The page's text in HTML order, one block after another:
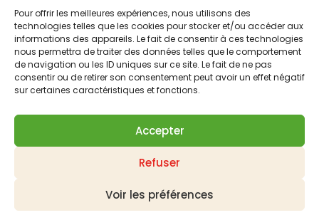
Pour offrir les meilleures expériences, nous utilisons des
technologies telles que les cookies pour stocker et/ou accéder aux
informations des appareils. Le fait de consentir à ces technologies
nous permettra de traiter des données telles que le comportement
de navigation ou les ID uniques sur ce site. Le fait de ne pas
consentir ou de retirer son consentement peut avoir un effet négatif
sur certaines caractéristiques et fonctions.
Accepter
Refuser
Voir les préférences
85100 Les Sables-d'Olonne
Téléphone :
06 13 23 67 88
Adresse mail :
Les derniers produits mis en ligne
Suivi de vos commandes
Mentions légales